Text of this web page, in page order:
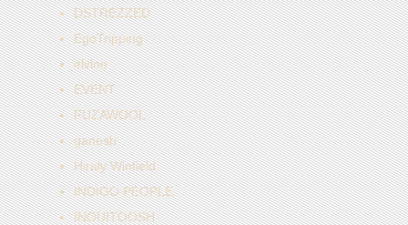
DSTREZZED
EgoTripping
elvine
EVENT
FUZAWOOL
ganesh
Hiraly Winfield
INDIGO PEOPLE
INOUITOOSH